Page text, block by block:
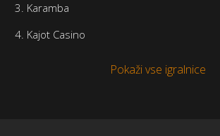
3. Karamba
4. Kajot Casino
Pokaži vse igralnice